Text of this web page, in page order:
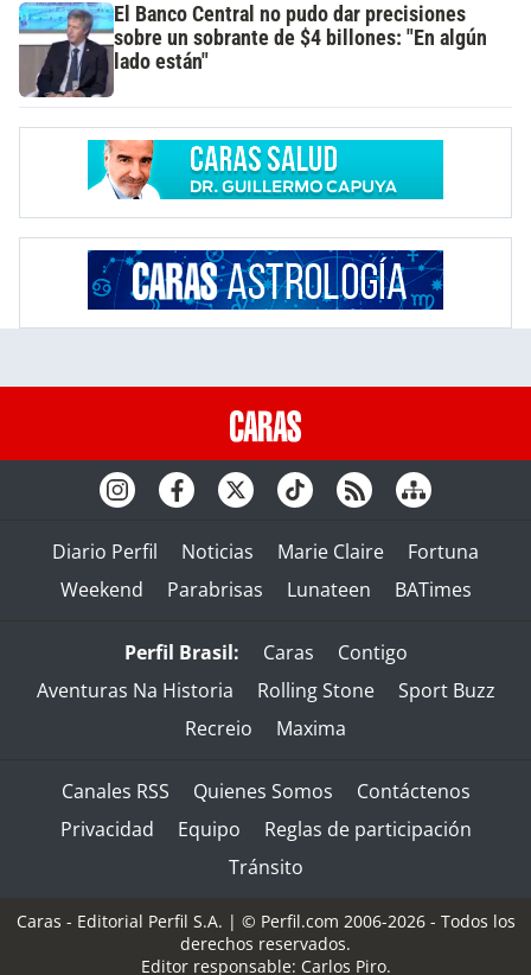
El Banco Central no pudo dar precisiones
sobre un sobrante de $4 billones: "En algún
lado están"
Diario Perfil Noticias Marie Claire
Fortuna
Weekend
Parabrisas Lunateen BATimes
Perfil Brasil: Caras
Contigo
Aventuras Na Historia
Rolling Stone
Sport Buzz
Recreio
Maxima
Canales RSS Quienes Somos
Contáctenos
Privacidad
Equipo
Reglas de participación
Tránsito
Caras - Editorial Perfil S.A. | © Perfil.com 2006-2026 - Todos los
derechos reservados.
Editor responsable: Carlos Piro.